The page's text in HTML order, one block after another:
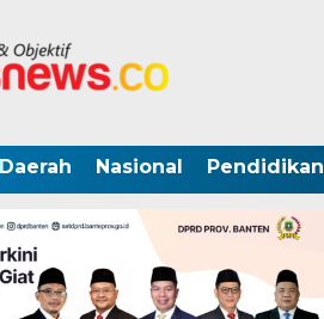
Daerah Nasional Pendidikan